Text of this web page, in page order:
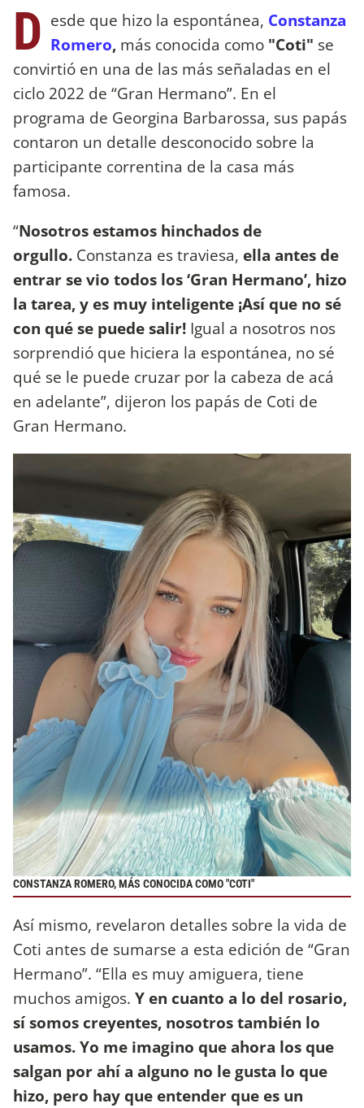
D esde que hizo la espontánea, Constanza
Romero, más conocida como "Coti" se
convirtió en una de las más señaladas en el
ciclo 2022 de “Gran Hermano”. En el
programa de Georgina Barbarossa, sus papás
contaron un detalle desconocido sobre la
participante correntina de la casa más
famosa.
“Nosotros estamos hinchados de
orgullo. Constanza es traviesa, ella antes de
entrar se vio todos los ‘Gran Hermano’, hizo
la tarea, y es muy inteligente ¡Así que no sé
con qué se puede salir! Igual a nosotros nos
sorprendió que hiciera la espontánea, no sé
qué se le puede cruzar por la cabeza de acá
en adelante”, dijeron los papás de Coti de
Gran Hermano.
CONSTANZA ROMERO,MÁS CONOCIDA COMO "COTI"
Así mismo, revelaron detalles sobre la vida de
Coti antes de sumarse a esta edición de “Gran
Hermano”. “Ella es muy amiguera, tiene
muchos amigos. Y en cuanto a lo del rosario,
sí somos creyentes, nosotros también lo
usamos. Yo me imagino que ahora los que
salgan por ahí a alguno no le gusta lo que
hizo, pero hay que entender que es un